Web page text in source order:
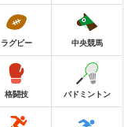
ラグビー 中央競馬
格闘技 バドミントン